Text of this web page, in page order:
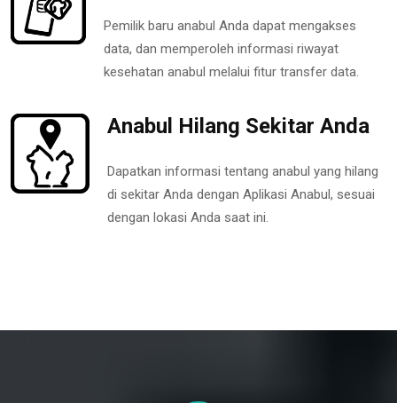
Pemilik baru anabul Anda dapat mengakses
data, dan memperoleh informasi riwayat
kesehatan anabul melalui fitur transfer data.
Anabul Hilang Sekitar Anda
Dapatkan informasi tentang anabul yang hilang
di sekitar Anda dengan Aplikasi Anabul, sesuai
dengan lokasi Anda saat ini.